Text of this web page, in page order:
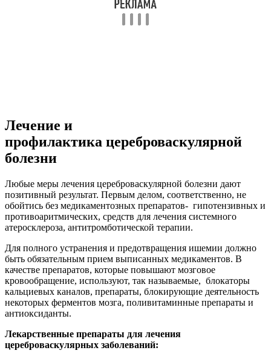
Лечение и
профилактика цереброваскулярной
болезни
Любые меры лечения цереброваскулярной болезни дают
позитивный результат. Первым делом, соответственно, не
обойтись без медикаментозных препаратов- гипотензивных и
противоаритмических, средств для лечения системного
атеросклероза, антитромботической терапии.
Для полного устранения и предотвращения ишемии должно
быть обязательным прием выписанных медикаментов. В
качестве препаратов, которые повышают мозговое
кровообращение, используют, так называемые, блокаторы
кальциевых каналов, препараты, блокирующие деятельность
некоторых ферментов мозга, поливитаминные препараты и
антиоксиданты.
Лекарственные препараты для лечения
цереброваскулярных заболеваний: